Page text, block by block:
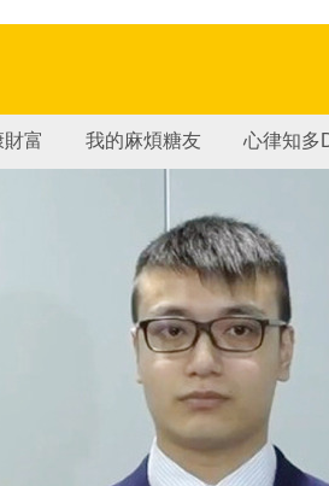
富 我的麻煩糖友 心律知多